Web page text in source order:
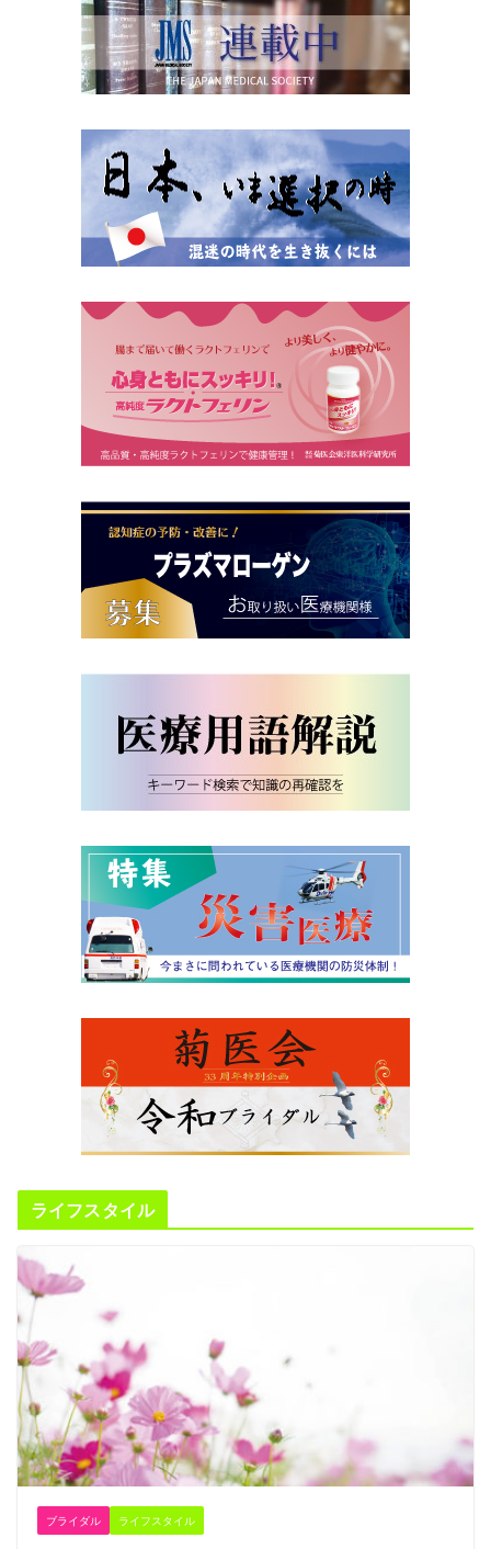
ライフスタイル
ブライダル ライフスタイル